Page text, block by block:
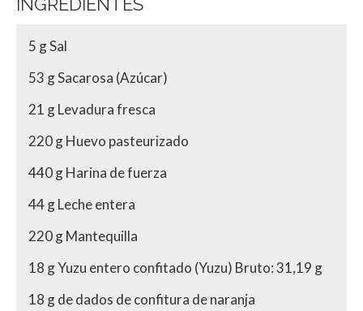
5 g Sal
53 g Sacarosa (Azúcar)
21 g Levadura fresca
220 g Huevo pasteurizado
440 g Harina de fuerza
44 g Leche entera
220 g Mantequilla
18 g Yuzu entero confitado (Yuzu) Bruto: 31,19 g
18 g de dados de confitura de naranja